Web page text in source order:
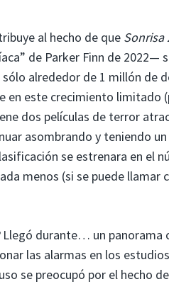
al hecho de que Sonrisa
de Parker Finn de 2022—
alrededor de 1 millón de
en este crecimiento limitado
dos películas de terror
asombrando y teniendo
se estrenara en el
menos (si se puede llamar
Llegó durante… un panorama
las alarmas en los
se preocupó por el hecho